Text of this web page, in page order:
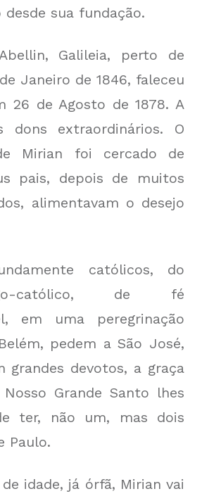
desde sua fundação.
Galileia, perto de
Janeiro de 1846, faleceu
26 de Agosto de 1878. A
dons extraordinários. O
Mirian foi cercado de
pais, depois de muitos
alimentavam o desejo
católicos, do
católico, de fé
em uma peregrinação
pedem a São José,
grandes devotos, a graça
Grande Santo lhes
ter, não um, mas dois
Paulo.
idade, já órfã, Mirian vai